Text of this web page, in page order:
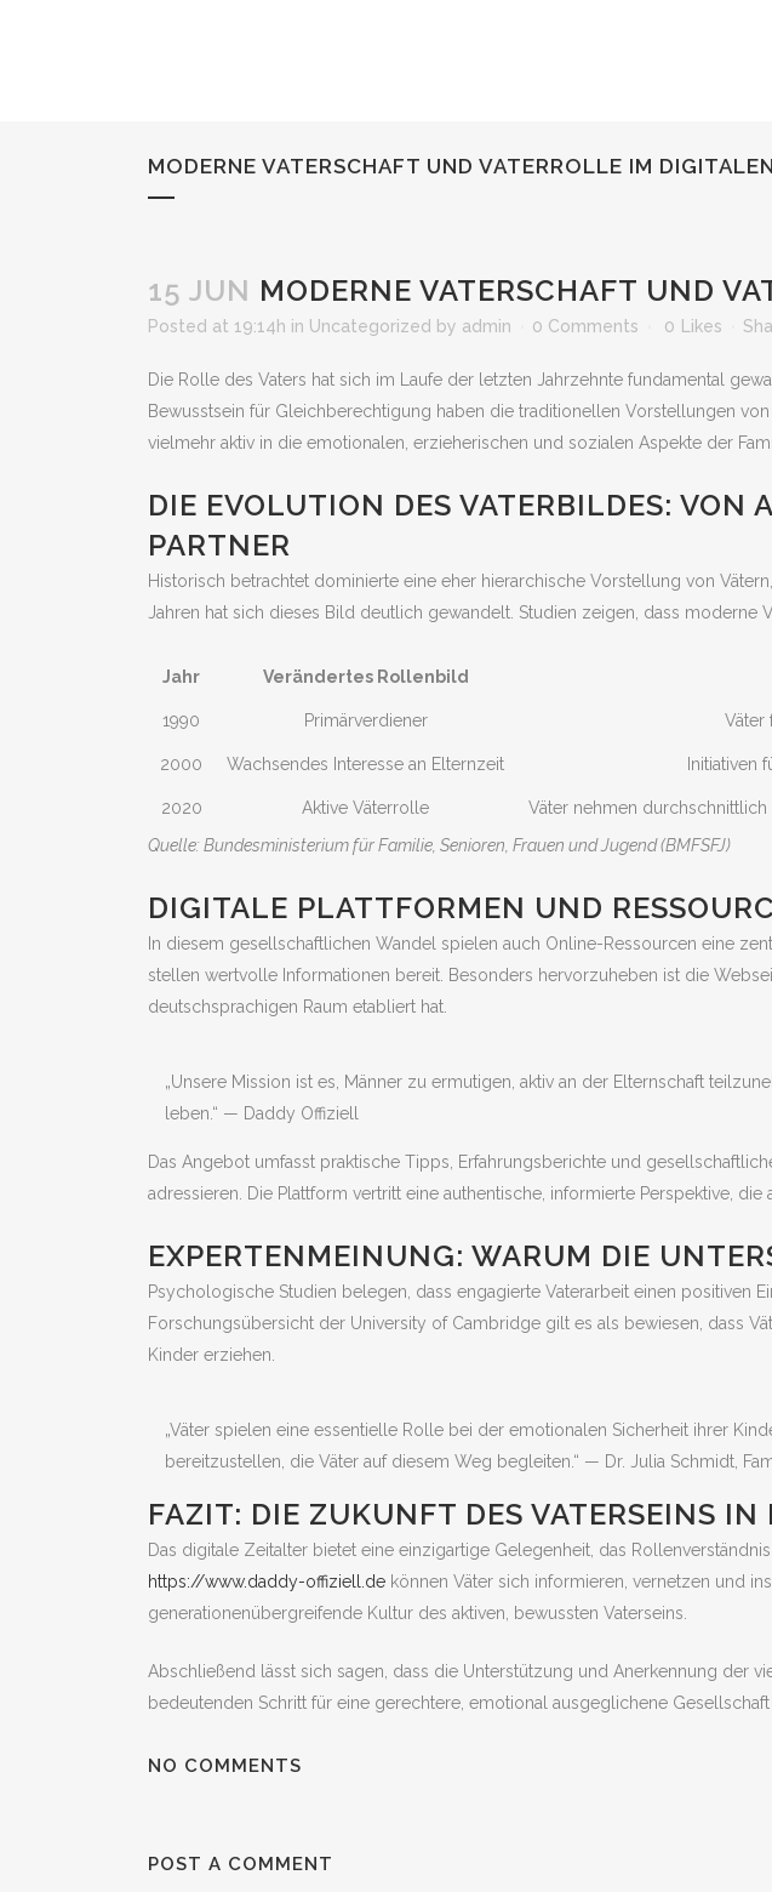
MODERNE VATERSCHAFT UND VATERROLLE IM
15 JUN MODERNE VATERSCHAFT UND
Posted at 19:14h in Uncategorized by admin 0 Comments 0 Likes
Die Rolle des Vaters hat sich im Laufe der letzten Jahrzehnte fundamental
Bewusstsein für Gleichberechtigung haben die traditionellen Vorstellungen
vielmehr aktiv in die emotionalen, erzieherischen und sozialen Aspekte der
DIE EVOLUTION DES VATERBILDES:
PARTNER
Historisch betrachtet dominierte eine eher hierarchische Vorstellung von
Jahren hat sich dieses Bild deutlich gewandelt. Studien zeigen, dass
Jahr Verändertes Rollenbild
1990 Primärverdiener Väter
2000 Wachsendes Interesse an Elternzeit Initiativen
2020 Aktive Väterrolle
Väter nehmen
Quelle: Bundesministerium für Familie, Senioren, Frauen und Jugend (BMFSFJ)
DIGITALE PLATTFORMEN UND
In diesem gesellschaftlichen Wandel spielen auch Online-Ressourcen eine
stellen wertvolle Informationen bereit. Besonders hervorzuheben ist die
deutschsprachigen Raum etabliert hat.
„Unsere Mission ist es, Männer zu ermutigen, aktiv an der Elternschaft
leben.“ — Daddy Offiziell
Das Angebot umfasst praktische Tipps, Erfahrungsberichte und
adressieren. Die Plattform vertritt eine authentische, informierte Perspektive,
EXPERTENMEINUNG: WARUM DIE
Psychologische Studien belegen, dass engagierte Vaterarbeit einen positiven
Forschungsübersicht der University of Cambridge gilt es als bewiesen, dass
Kinder erziehen.
„Väter spielen eine essentielle Rolle bei der emotionalen Sicherheit ihrer
bereitzustellen, die Väter auf diesem Weg begleiten.“ — Dr. Julia Schmidt,
FAZIT: DIE ZUKUNFT DES VATERSEINS
Das digitale Zeitalter bietet eine einzigartige Gelegenheit, das
https://www.daddy-offiziell.de können Väter sich informieren, vernetzen und
generationenübergreifende Kultur des aktiven, bewussten Vaterseins.
Abschließend lässt sich sagen, dass die Unterstützung und Anerkennung der
bedeutenden Schritt für eine gerechtere, emotional ausgeglichene Gesellschaft
NO COMMENTS
POST A COMMENT